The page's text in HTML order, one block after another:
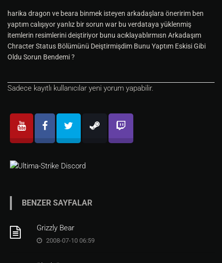
harika dragon ve beara binmek isteyen arkadaşlara öneririm ben
yaptım calışıyor yanlız bir sorun war bu verdataya yüklenmiş
itemlerin resimlerini deiştiriyor bunu acıklayablırmısn Arkadaşım
Chracter Status Bölümünü Deiştirmişdim Bunu Yaptım Eskisi Gibi
Oldu Sorun Bendemi ?
Sadece kayıtlı kullanıcılar yeni yorum yapabilir.
BENZER SAYFALAR
Grizzly Bear
2008-07-10 06:59